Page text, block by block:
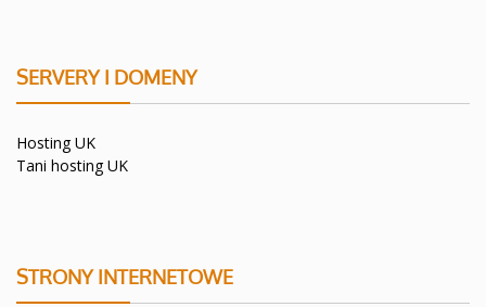
SERVERY I DOMENY
Hosting UK
Tani hosting UK
STRONY INTERNETOWE